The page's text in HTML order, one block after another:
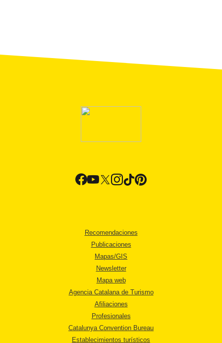
Recomendaciones
Publicaciones
Mapas/GIS
Newsletter
Mapa web
Agencia Catalana de Turismo
Afiliaciones
Profesionales
Catalunya Convention Bureau
Establecimientos turísticos